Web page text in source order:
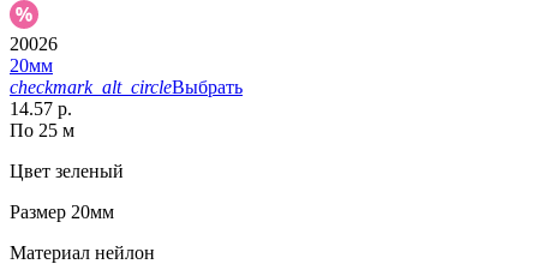
20026
20мм
checkmark_alt_circleВыбрать
14.57 р.
По 25 м
Цвет зеленый
Размер 20мм
Материал нейлон